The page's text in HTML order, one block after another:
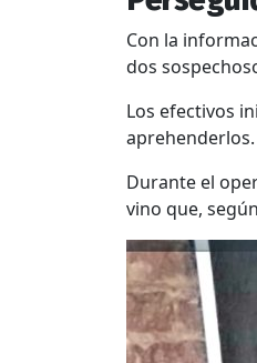
Con la
dos
Los efectivos
aprehenderlos.
Durante el
vino que,